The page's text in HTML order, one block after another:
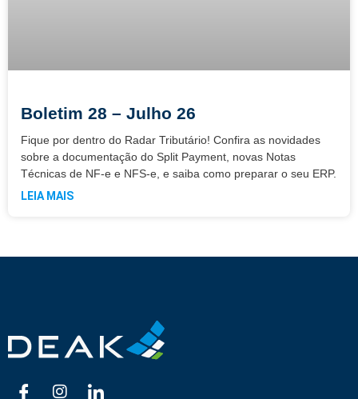
Boletim 28 – Julho 26
Fique por dentro do Radar Tributário! Confira as novidades
sobre a documentação do Split Payment, novas Notas
Técnicas de NF-e e NFS-e, e saiba como preparar o seu ERP.
LEIA MAIS